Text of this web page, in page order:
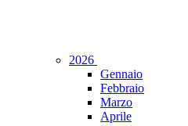
2026
Gennaio
Febbraio
Marzo
Aprile